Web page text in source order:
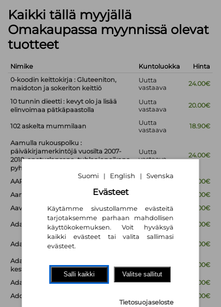
Kaikki tällä myyjällä
Omakaupassa myynnissä olevat
tuotteet
Nimike Kuntoluokka
Hinta
0-koodin keittokirja : Gluteeniton,
maidoton ja sokeriton keittiö
Uutta
vastaava
24.00€
10 tunnin dieetti : kevyt olo ja lisää
elinvoimaa pätkäpaastolla
Uutta
vastaava
20.00€
102 askelta mummilaan
Uutta
vastaava
18.90€
Aamulla rukouspolku :
päiväkirjamerkintöjä vuosilta 2007-
2018, opetuslapsena, tuhlaajapoikana,
pyhiinvaeltajana
Uutta
vastaava
24.00€
AAPISKUKKO Hyvä
18.00€
Aarteita ja muistoesineitä
14.00€
Aavesaaren arvoitus
Hyvä 18.00€
Ada Gootti ja hiiren haamu
Uutta
vastaava
34.00€
Ada Gootti ja Humisevan karju
Uutta
26.00€
Ada Gootti ja kuoloa kamalammat
kestit
vastaava
29.00€
Ada Gootti ja synkeä sinfonia Uusi
29.00€
Adoptiomatka
29.00€
Suomi | English | Svenska
Evästeet
Käytämme sivustollamme evästeitä
tarjotaksemme parhaan mahdollisen
käyttökokemuksen. Voit hyväksyä
kaikki evästeet tai valita sallimasi
evästeet.
Salli kaikki Valitse sallitut
Tietosuojaseloste